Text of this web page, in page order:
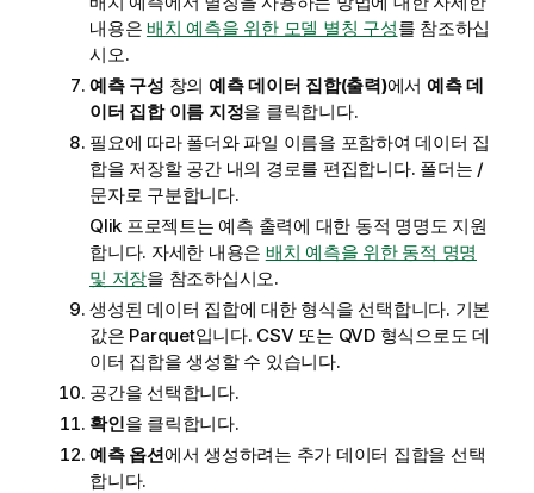
내용은 배치 예측을 위한 모델 별칭 구성를 참조하십
시오.
예측 구성 창의 예측 데이터 집합(출력)에서 예측 데
이터 집합 이름 지정을 클릭합니다.
필요에 따라 폴더와 파일 이름을 포함하여 데이터 집
합을 저장할 공간 내의 경로를 편집합니다. 폴더는 /
문자로 구분합니다.
Qlik 프로젝트는 예측 출력에 대한 동적 명명도 지원
합니다. 자세한 내용은 배치 예측을 위한 동적 명명
및 저장을 참조하십시오.
생성된 데이터 집합에 대한 형식을 선택합니다. 기본
값은 Parquet입니다. CSV 또는 QVD 형식으로도 데
이터 집합을 생성할 수 있습니다.
공간을 선택합니다.
확인을 클릭합니다.
예측 옵션에서 생성하려는 추가 데이터 집합을 선택
합니다.